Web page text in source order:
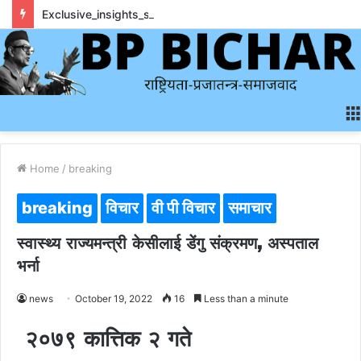
Home / breaking
breaking विचार वी पी विचार समाचार
स्वास्थ्य राज्यमन्त्री केसीलाई डेंगु संक्रमण, अस्पताल
भर्ना
news October 19, 2022 16 Less than a minute
२०७९ कात्तिक २ गते